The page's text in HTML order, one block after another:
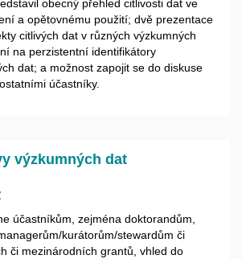
obecný přehled citlivosti dat ve
a opětovnému použití; dvě prezentace
citlivých dat v různých výzkumných
na perzistentní identifikátory
dat; a možnost zapojit se do diskuse
účastníky.
výzkumných dat
účastníkům, zejména doktorandům,
kurátorům/stewardům či
či mezinárodních grantů, vhled do